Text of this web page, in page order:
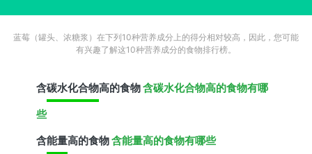
蓝莓（罐头、浓糖浆）在下列10种营养成分上的得分相对较高，因此，您可能
有兴趣了解这10种营养成分的食物排行榜。
含碳水化合物高的食物含碳水化合物高的食物有哪
些
含能量高的食物含能量高的食物有哪些